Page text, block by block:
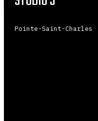
Pointe-Saint-Charles